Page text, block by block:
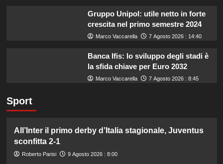
Gruppo Unipol: utile netto in forte
crescita nel primo semestre 2024
Marco Vaccarella 7 Agosto 2026 : 14:40
Banca Ifis: lo sviluppo degli stadi è
la sfida chiave per Euro 2032
Marco Vaccarella 7 Agosto 2026 : 8:45
Sport
All’Inter il primo derby d’Italia stagionale, Juventus
sconfitta 2-1
Roberto Parisi 9 Agosto 2026 : 8:00